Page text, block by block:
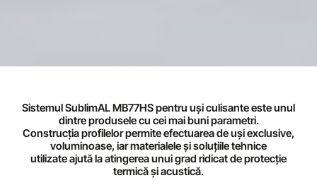
Ușile
Culisante
SublimAL MB77HS
Sistemul SublimAL MB77HS pentru uși culisante este unul
dintre produsele cu cei mai buni parametri.
Construcţia profilelor permite efectuarea de uși exclusive,
voluminoase, iar materialele și soluțiile tehnice
utilizate ajută la atingerea unui grad ridicat de protecție
termică și acustică.